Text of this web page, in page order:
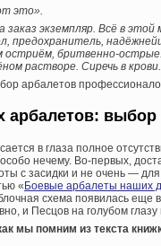
это».
экземпляр. Всё в
предохранитель,
бритвенно-
растворе. Сиречь в
арбалетов
арбалетов:
в глаза полное
нечему. Во-первых,
с засидки и не очень —
«Боевые арбалеты наших
схема появилась еще
и Песцов на голубом
мы помним из текста